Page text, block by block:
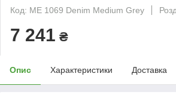
Код: ME 1069 Denim Medium Grey
7 241 ₴
Опис Характеристики Доставка